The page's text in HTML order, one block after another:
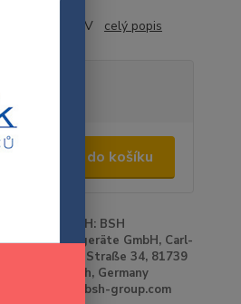
220-240V celý popis
Přidat do košíku
BOSCH: BSH
Hausgeräte GmbH, Carl-
Wery-Straße 34, 81739
Munich, Germany
www.bsh-group.com